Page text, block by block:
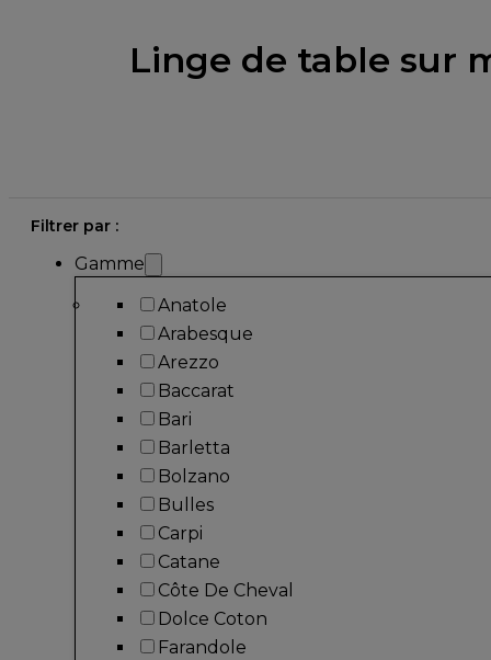
Linge de table sur
Filtrer par :
Gamme
Anatole
Arabesque
Arezzo
Baccarat
Bari
Barletta
Bolzano
Bulles
Carpi
Catane
Côte De Cheval
Dolce Coton
Farandole